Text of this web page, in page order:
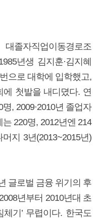
대졸자직업이동경로조
년생 김지훈·김지혜
으로 대학에 입학했고,
에 첫발을 내디뎠다. 연
, 2009·2010년 졸업자
220명, 2012년엔 214
지 3년(2013~2015년)
글로벌 금융 위기의 후
년부터 2010년대 초
기’ 무렵이다. 한국도